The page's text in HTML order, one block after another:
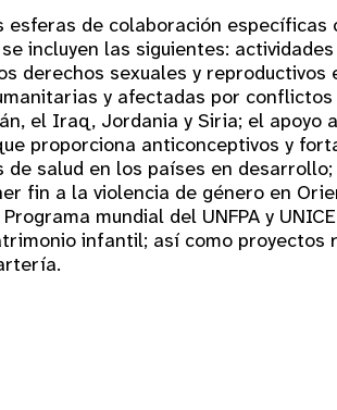
esferas de colaboración específicas
incluyen las siguientes:
derechos sexuales y reproductivos
y afectadas por
el Iraq, Jordania y Siria; el apoyo
proporciona anticonceptivos y
de salud en los países en
fin a la violencia de género en
mundial del UNFPA y
infantil; así como proyectos